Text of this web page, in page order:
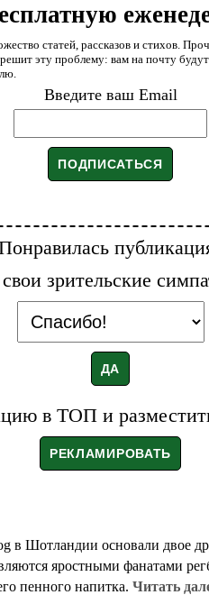
статей, рассказов и стихов.
эту проблему: вам на почту
Введите ваш Email
зрительские
в ТОП и
Шотландии основали двое
яростными фанатами
пенного напитка. Читать